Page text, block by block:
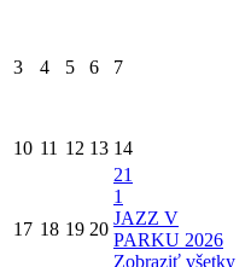
3 4 5 6 7
10 11 12 13 14
17 18 19 20
21
1
JAZZ V
PARKU 2026
Zobraziť všetky